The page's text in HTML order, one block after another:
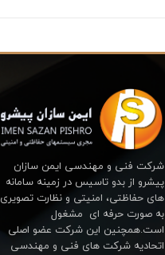
شرکت فنی و مهندسی ایمن سازان
پیشرو از بدو تاسیس در زمینه سامانه
های حفاظتی، امنیتی و نظارت تصویری
به صورت حرفه ای مشغول
است.همچنین این شرکت عضو اصلی
اتحادیه شرکت های فنی و مهندسی